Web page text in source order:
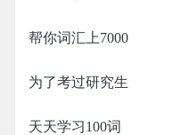
帮你词汇上7000
为了考过研究生
天天学习100词